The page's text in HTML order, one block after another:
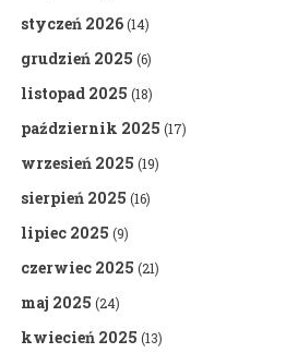
styczeń 2026(14)
grudzień 2025 (6)
listopad 2025 (18)
październik 2025 (17)
wrzesień 2025 (19)
sierpień 2025 (16)
lipiec 2025 (9)
czerwiec 2025 (21)
maj 2025 (24)
kwiecień 2025 (13)